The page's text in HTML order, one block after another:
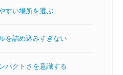
すい場所を選ぶ
を詰め込みすぎない
パクトさを意識する